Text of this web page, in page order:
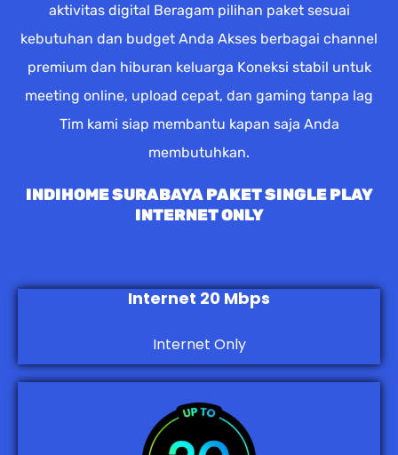
aktivitas digital Beragam pilihan paket sesuai
kebutuhan dan budget Anda Akses berbagai channel
premium dan hiburan keluarga Koneksi stabil untuk
meeting online, upload cepat, dan gaming tanpa lag
Tim kami siap membantu kapan saja Anda
membutuhkan.
INDIHOME SURABAYA PAKET SINGLE PLAY
INTERNET ONLY
Internet 20 Mbps
Internet Only